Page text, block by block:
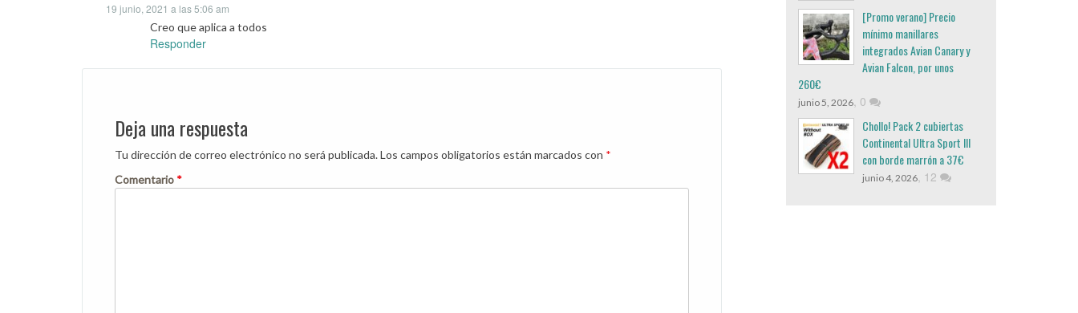
19 junio, 2021 a las 5:06 am
Creo que aplica a todos
Responder
Deja una respuesta
Tu dirección de correo electrónico no será publicada.Los campos obligatorios están marcados con *
Comentario *
[Promo verano] Precio
mínimo manillares
integrados Avian Canary y
Avian Falcon, por unos
260€
junio 5, 2026, 0
Chollo! Pack 2 cubiertas
Continental Ultra Sport III
con borde marrón a 37€
junio 4, 2026, 12